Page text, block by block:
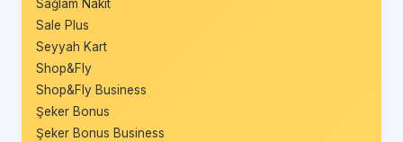
Sağlam Nakit
Sale Plus
Seyyah Kart
Shop&Fly
Shop&Fly Business
Şeker Bonus
Şeker Bonus Business